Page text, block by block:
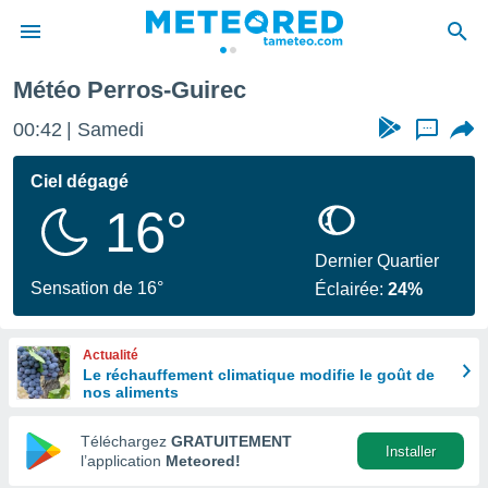
de
en
Météo Perros-Guirec
00:42 Samedi ...
Ciel dégagé
16°
Sensation de 16°
Dernier Quartier
Éclairée:24%
Actualité
Le réchauffement climatique modifie le goût de
nos aliments
Téléchargez GRATUITEMENT
l’application Meteored!
Installer